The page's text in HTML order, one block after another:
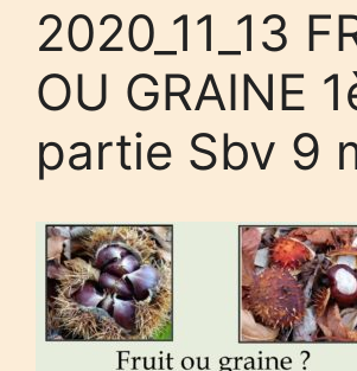
2020_11_13
OU GRAINE
partie Sbv 9